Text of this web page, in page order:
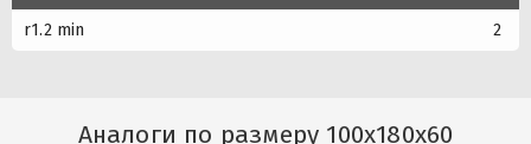
r1.2 min 2
Аналоги по размеру 100x180x60